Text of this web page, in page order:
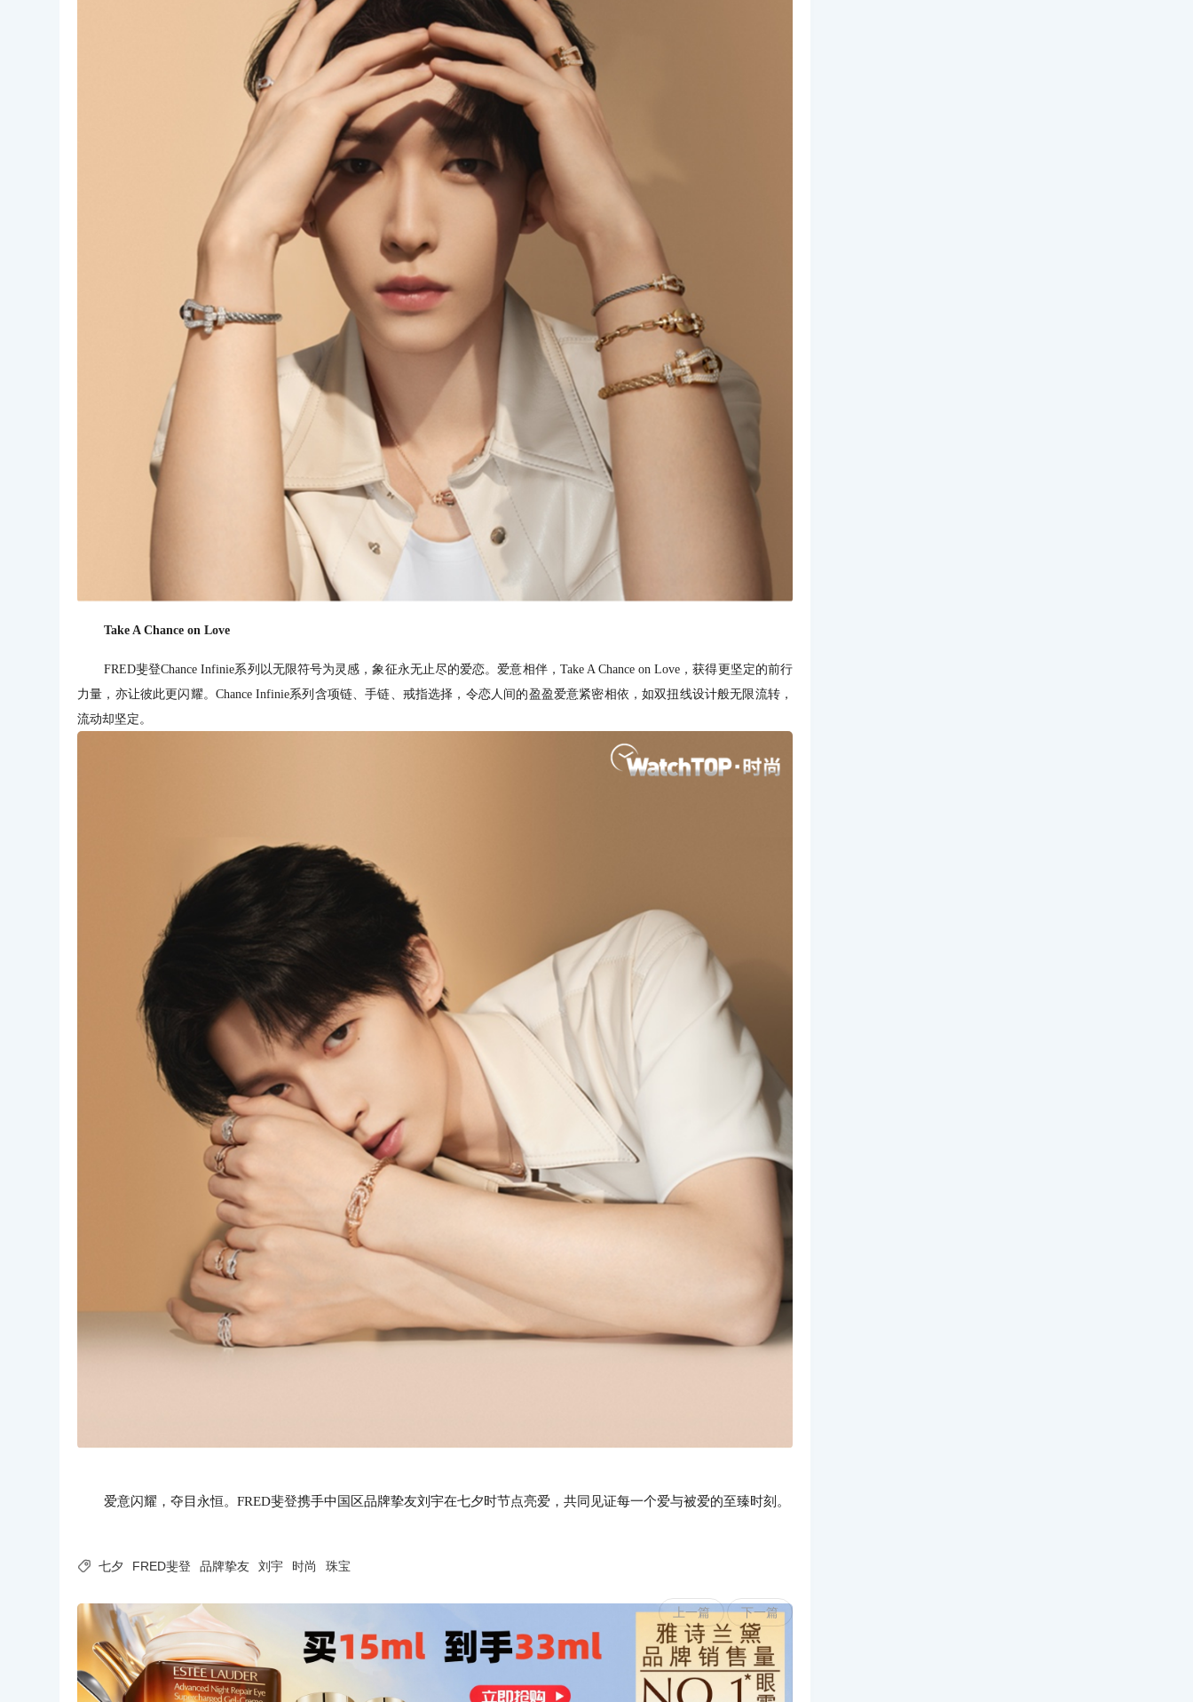
Take A Chance on Love
FRED斐登Chance Infinie系列以无限符号为灵感，象征永无止尽的爱恋。爱意相伴，Take A Chance on Love，获得更坚定的前行
力量，亦让彼此更闪耀。Chance Infinie系列含项链、手链、戒指选择，令恋人间的盈盈爱意紧密相依，如双扭线设计般无限流转，
流动却坚定。
爱意闪耀，夺目永恒。 FRED斐登携手中国区品牌挚友刘宇在七夕时节点亮爱，共同见证每一个爱与被爱的至臻时刻。
 七夕 FRED斐登 品牌挚友 刘宇 时尚 珠宝
上一篇 下一篇